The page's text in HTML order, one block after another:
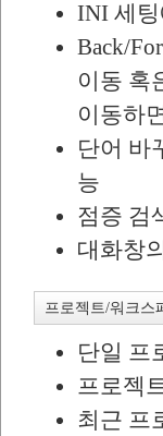
INI 세
Back/
이동 혹
이동하
단어 바
능
점증 검
대화창
프로젝트/워크스
단일 프
프로젝
최근 프